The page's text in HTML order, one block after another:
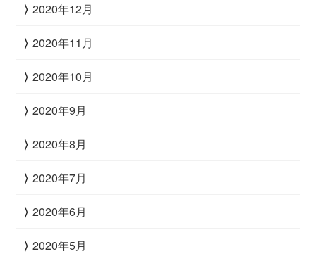
2020年12月
2020年11月
2020年10月
2020年9月
2020年8月
2020年7月
2020年6月
2020年5月